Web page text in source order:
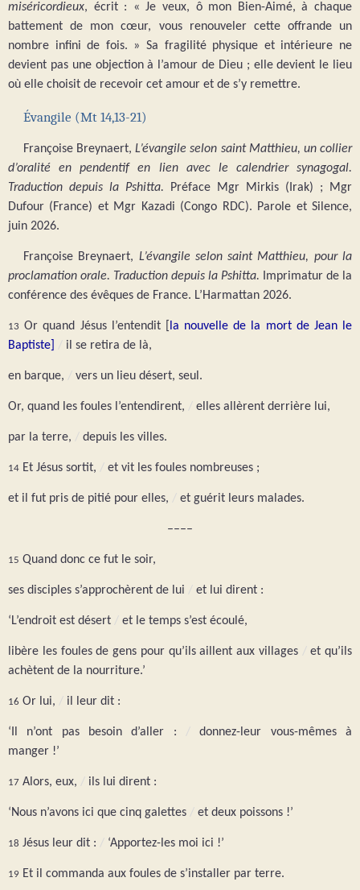
miséricordieux, écrit : « Je veux, ô mon Bien-Aimé, à chaque
battement de mon cœur, vous renouveler cette offrande un
nombre infini de fois. » Sa fragilité physique et intérieure ne
devient pas une objection à l’amour de Dieu ; elle devient le lieu
où elle choisit de recevoir cet amour et de s’y remettre.
Évangile (Mt 14,13-21)
Françoise Breynaert, L’évangile selon saint Matthieu, un collier
d’oralité en pendentif en lien avec le calendrier synagogal.
Traduction depuis la Pshitta. Préface Mgr Mirkis (Irak) ; Mgr
Dufour (France) et Mgr Kazadi (Congo RDC). Parole et Silence,
juin 2026.
Françoise Breynaert, L’évangile selon saint Matthieu, pour la
proclamation orale. Traduction depuis la Pshitta. Imprimatur de la
conférence des évêques de France. L’Harmattan 2026.
13 Or quand Jésus l’entendit [
la nouvelle de la mort de Jean le
Baptiste]
il se retira de là,
en barque, vers un lieu désert, seul.
Or, quand les foules l’entendirent, elles allèrent derrière lui,
par la terre, depuis les villes.
14 Et Jésus sortit, et vit les foules nombreuses ;
et il fut pris de pitié pour elles, et guérit leurs malades.
––––
15 Quand donc ce fut le soir,
ses disciples s’approchèrent de lui et lui dirent :
‘L’endroit est désert et le temps s’est écoulé,
libère les foules de gens pour qu’ils aillent aux villages
et qu’ils
achètent de la nourriture.’
16 Or lui, il leur dit :
‘Il n’ont pas besoin d’aller :
donnez-leur vous-mêmes à
manger !’
17 Alors, eux, ils lui dirent :
‘Nous n’avons ici que cinq galettes et deux poissons !’
18 Jésus leur dit : ‘Apportez-les moi ici !’
19 Et il commanda aux foules de s’installer par terre.